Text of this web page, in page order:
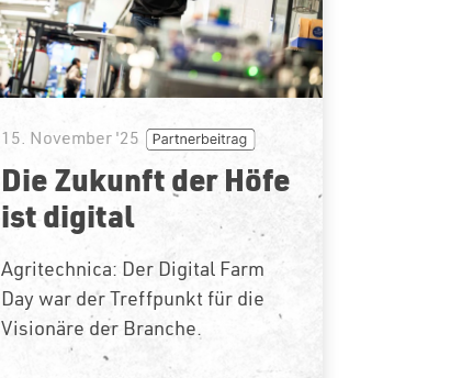
15. November '25
Die Zukunft der Höfe
ist digital
Agritechnica: Der Digital Farm
Day war der Treffpunkt für die
Visionäre der Branche.